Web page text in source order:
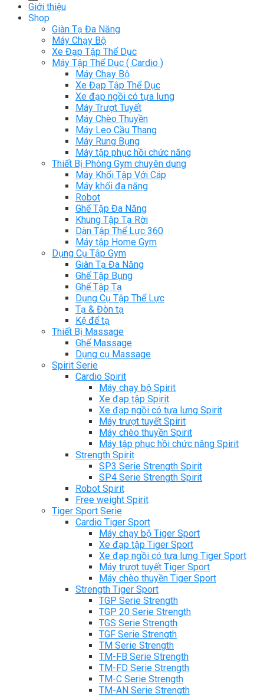
Giới thiệu
Shop
Giàn Tạ Đa Năng
Máy Chạy Bộ
Xe Đạp Tập Thể Dục
Máy Tập Thể Dục ( Cardio )
Máy Chạy Bộ
Xe Đạp Tập Thể Dục
Xe đạp ngồi có tựa lưng
Máy Trượt Tuyết
Máy Chèo Thuyền
Máy Leo Cầu Thang
Máy Rung Bụng
Máy tập phục hồi chức năng
Thiết Bị Phòng Gym chuyên dụng
Máy Khối Tập Với Cáp
Máy khối đa năng
Robot
Ghế Tập Đa Năng
Khung Tập Tạ Rời
Dàn Tập Thể Lực 360
Máy tập Home Gym
Dụng Cụ Tập Gym
Giàn Tạ Đa Năng
Ghế Tập Bụng
Ghế Tập Tạ
Dụng Cụ Tập Thể Lực
Tạ & Đòn tạ
Kệ để tạ
Thiết Bị Massage
Ghế Massage
Dụng cụ Massage
Spirit Serie
Cardio Spirit
Máy chạy bộ Spirit
Xe đạp tập Spirit
Xe đạp ngồi có tựa lưng Spirit
Máy trượt tuyết Spirit
Máy chèo thuyền Spirit
Máy tập phục hồi chức năng Spirit
Strength Spirit
SP3 Serie Strength Spirit
SP4 Serie Strength Spirit
Robot Spirit
Free weight Spirit
Tiger Sport Serie
Cardio Tiger Sport
Máy chạy bộ Tiger Sport
Xe đạp tập Tiger Sport
Xe đạp ngồi có tựa lưng Tiger Sport
Máy trượt tuyết Tiger Sport
Máy chèo thuyền Tiger Sport
Strength Tiger Sport
TGP Serie Strength
TGP 20 Serie Strength
TGS Serie Strength
TGF Serie Strength
TM Serie Strength
TM-FB Serie Strength
TM-FD Serie Strength
TM-C Serie Strength
TM-AN Serie Strength